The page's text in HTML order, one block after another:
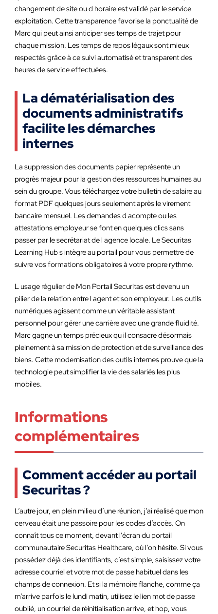
changement de site ou d horaire est validé par le service
exploitation. Cette transparence favorise la ponctualité de
Marc qui peut ainsi anticiper ses temps de trajet pour
chaque mission. Les temps de repos légaux sont mieux
respectés grâce à ce suivi automatisé et transparent des
heures de service effectuées.
La dématérialisation des
documents administratifs
facilite les démarches
internes
La suppression des documents papier représente un
progrès majeur pour la gestion des ressources humaines au
sein du groupe. Vous téléchargez votre bulletin de salaire au
format PDF quelques jours seulement après le virement
bancaire mensuel. Les demandes d acompte ou les
attestations employeur se font en quelques clics sans
passer par le secrétariat de l agence locale. Le Securitas
Learning Hub s intègre au portail pour vous permettre de
suivre vos formations obligatoires à votre propre rythme.
L usage régulier de Mon Portail Securitas est devenu un
pilier de la relation entre l agent et son employeur. Les outils
numériques agissent comme un véritable assistant
personnel pour gérer une carrière avec une grande fluidité.
Marc gagne un temps précieux qu il consacre désormais
pleinement à sa mission de protection et de surveillance des
biens. Cette modernisation des outils internes prouve que la
technologie peut simplifier la vie des salariés les plus
mobiles.
Informations
complémentaires
Comment accéder au portail
Securitas ?
L’autre jour, en plein milieu d’une réunion, j’ai réalisé que mon
cerveau était une passoire pour les codes d’accès. On
connaît tous ce moment, devant l’écran du portail
communautaire Securitas Healthcare, où l’on hésite. Si vous
possédez déjà des identifiants, c’est simple, saisissez votre
adresse courriel et votre mot de passe habituel dans les
champs de connexion. Et si la mémoire flanche, comme ça
m’arrive parfois le lundi matin, utilisez le lien mot de passe
oublié, un courriel de réinitialisation arrive, et hop, vous